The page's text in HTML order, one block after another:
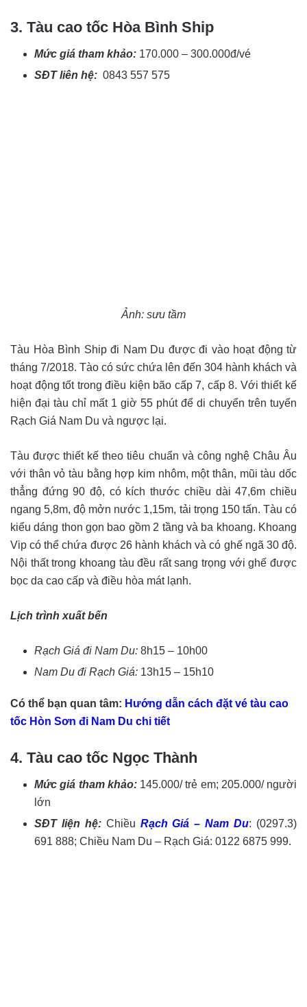
3. Tàu cao tốc Hòa Bình Ship
Mức giá tham khảo: 170.000 – 300.000đ/vé
SĐT liên hệ: 0843 557 575
Ảnh: sưu tầm
Tàu Hòa Bình Ship đi Nam Du được đi vào hoạt động từ
tháng 7/2018. Tào có sức chứa lên đến 304 hành khách và
hoạt động tốt trong điều kiện bão cấp 7, cấp 8. Với thiết kế
hiện đại tàu chỉ mất 1 giờ 55 phút để di chuyển trên tuyến
Rạch Giá Nam Du và ngược lại.
Tàu được thiết kế theo tiêu chuẩn và công nghệ Châu Âu
với thân vỏ tàu bằng hợp kim nhôm, một thân, mũi tàu dốc
thẳng đứng 90 độ, có kích thước chiều dài 47,6m chiều
ngang 5,8m, độ mởn nước 1,15m, tải trọng 150 tấn. Tàu có
kiểu dáng thon gọn bao gồm 2 tầng và ba khoang. Khoang
Vip có thể chứa được 26 hành khách và có ghế ngã 30 độ.
Nội thất trong khoang tàu đều rất sang trọng với ghế được
bọc da cao cấp và điều hòa mát lạnh.
Lịch trình xuất bến
Rạch Giá đi Nam Du: 8h15 – 10h00
Nam Du đi Rạch Giá: 13h15 – 15h10
Có thể bạn quan tâm: Hướng dẫn cách đặt vé tàu cao
tốc Hòn Sơn đi Nam Du chi tiết
4. Tàu cao tốc Ngọc Thành
Mức giá tham khảo: 145.000/ trẻ em; 205.000/ người
lớn
SĐT liện hệ: Chiều Rạch Giá – Nam Du: (0297.3)
691 888; Chiều Nam Du – Rạch Giá: 0122 6875 999.